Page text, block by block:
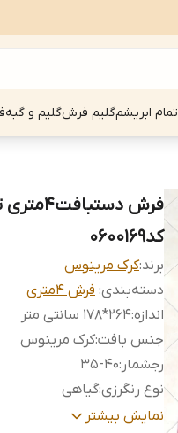
تمام ابریشمگلیم فرشگلیم و گبه
کد0600169
برند:کرک مرینوس
دسته‌بندی: فرش 4متری
اندازه:264*178 سانتی متر
جنس بافت:کرک مرینوس
رجشمار :
35-40
نوع رنگرزی:گیاهی
رنگ زمینه:قرمز
نمایش بیشتر